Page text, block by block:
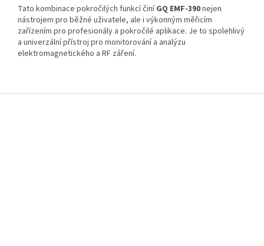
Tato kombinace pokročilých funkcí činíGQ EMF-390nejen
nástrojem pro běžné uživatele, ale i výkonným měřicím
zařízením pro profesionály a pokročilé aplikace. Je to spolehlivý
a univerzální přístroj pro monitorování a analýzu
elektromagnetického a RF záření.